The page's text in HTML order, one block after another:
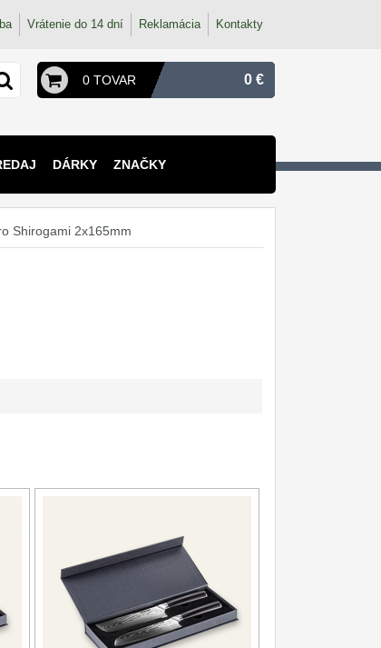
Vrátenie do 14 dní Reklamácia Kontakty
0 TOVAR 0 €
DÁRKY ZNAČKY
Shirogami 2x165mm